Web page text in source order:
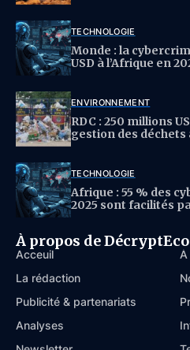
TECHNOLOGIE
Monde : la
USD à l’Afrique en
ENVIRONNEMENT
RDC : 250 millions
gestion des déchets
TECHNOLOGIE
Afrique : 55 % des
2025 sont facilités
À propos de DécryptEco
Acceuil
La rédaction
Publicité & partenariats
Analyses